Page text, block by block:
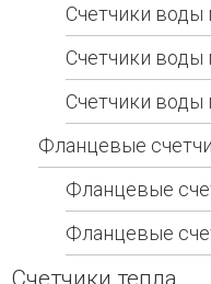
Счетчики
Счетчики
Счетчики
Фланцевые
Фланцевые
Фланцевые
Счетчики тепла